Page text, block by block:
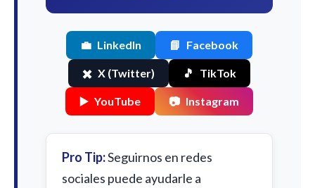
💼 LinkedIn 📘 Facebook
✖️ X (Twitter) 🎵 TikTok
▶️ YouTube 📷 Instagram
Pro Tip:Seguirnos en redes
sociales puede ayudarle a